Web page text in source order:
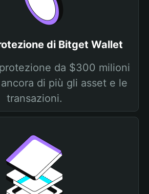
di Bitget Wallet
da $300 milioni
di più gli asset e le
transazioni.